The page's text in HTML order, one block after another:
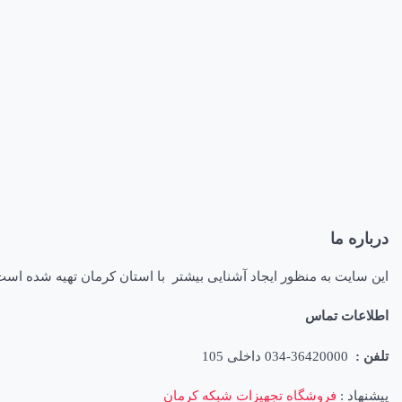
درباره ما
این سایت به منظور ایجاد آشنایی بیشتر با استان کرمان تهیه شده
اطلاعات تماس
تلفن :
پیشنهاد : فروشگاه تجهیزات شبکه کرمان